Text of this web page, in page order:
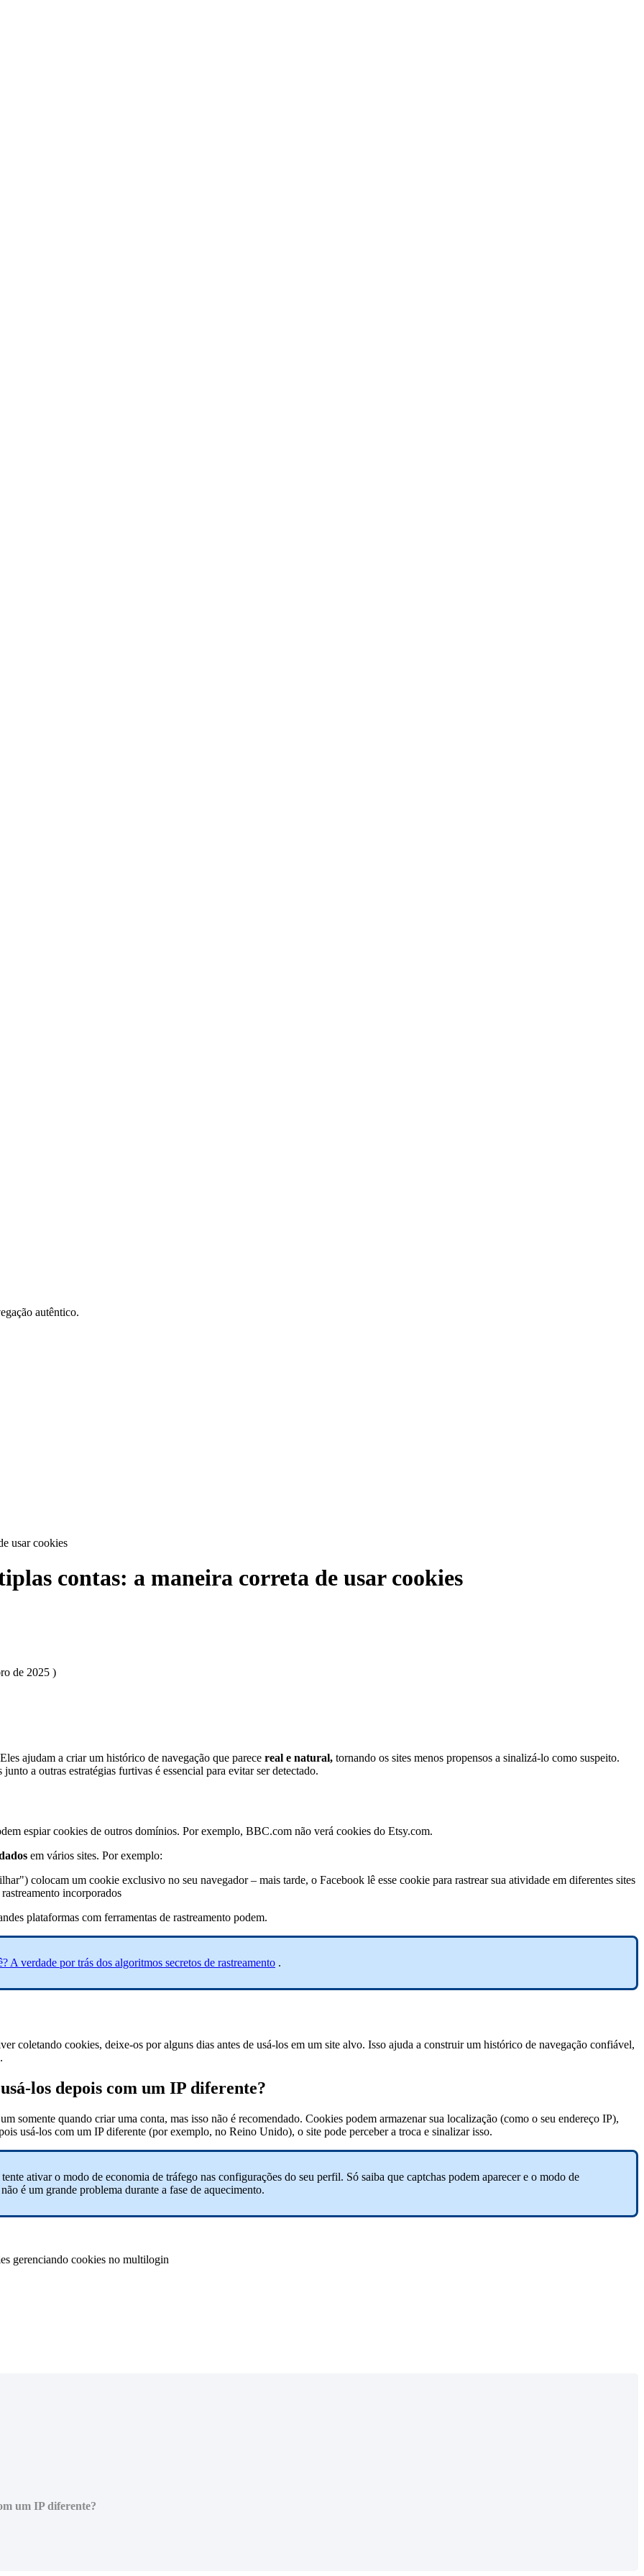
autêntico.
usar cookies
contas: a maneira correta de usar cookies
de 2025 )
ajudam a criar um histórico de navegação que parece real e natural, tornando os sites menos propensos a sinalizá-lo como suspeito.
a outras estratégias furtivas é essencial para evitar ser detectado.
espiar cookies de outros domínios. Por exemplo, BBC.com não verá cookies do Etsy.com.
em vários sites. Por exemplo:
colocam um cookie exclusivo no seu navegador – mais tarde, o Facebook lê esse cookie para rastrear sua atividade em diferentes sites
incorporados
plataformas com ferramentas de rastreamento podem.
A verdade por trás dos algoritmos secretos de rastreamento .
coletando cookies, deixe-os por alguns dias antes de usá-los em um site alvo. Isso ajuda a construir um histórico de navegação confiável,
los depois com um IP diferente?
somente quando criar uma conta, mas isso não é recomendado. Cookies podem armazenar sua localização (como o seu endereço IP),
usá-los com um IP diferente (por exemplo, no Reino Unido), o site pode perceber a troca e sinalizar isso.
ativar o modo de economia de tráfego nas configurações do seu perfil. Só saiba que captchas podem aparecer e o modo de
é um grande problema durante a fase de aquecimento.
gerenciando cookies no multilogin
um IP diferente?